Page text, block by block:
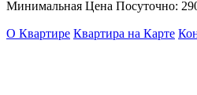
Минимальная Цена Посуточно:
О Квартире Квартира на Карте